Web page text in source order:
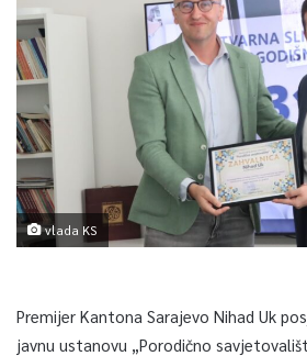
vlada KS
Premijer Kantona Sarajevo Nihad Uk
javnu ustanovu „Porodično